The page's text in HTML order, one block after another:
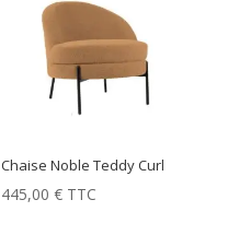
Chaise Noble Teddy Curl
445,00€ TTC